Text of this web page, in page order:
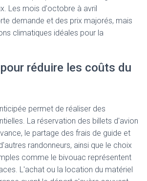
Les mois d'octobre à avril
demande et des prix majorés, mais
climatiques idéales pour la
réduire les coûts du
permet de réaliser des
La réservation des billets d'avion
le partage des frais de guide et
randonneurs, ainsi que le choix
comme le bivouac représentent
L'achat ou la location du matériel